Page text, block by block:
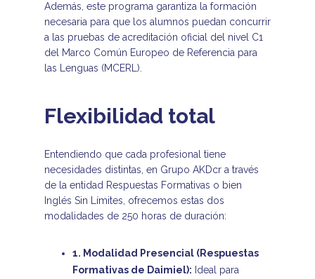
Además, este programa garantiza la formación
necesaria para que los alumnos puedan concurrir
a las pruebas de acreditación oficial del nivel C1
del Marco Común Europeo de Referencia para
las Lenguas (MCERL).
Flexibilidad total
Entendiendo que cada profesional tiene
necesidades distintas, en Grupo AKDcr a través
de la entidad Respuestas Formativas o bien
Inglés Sin Límites, ofrecemos estas dos
modalidades de 250 horas de duración:
1. Modalidad Presencial (Respuestas
Formativas de Daimiel): Ideal para